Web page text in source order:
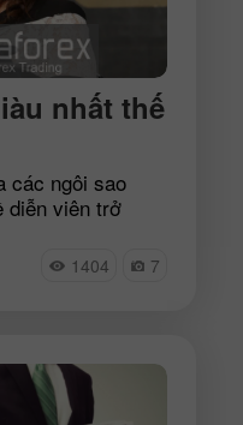
nhất thế
các ngôi sao
diễn viên trở
Tuy nhiên,
nào cũng có số
ngay hôm nay.
bạn biết họ đã
mình như thế
1404 7